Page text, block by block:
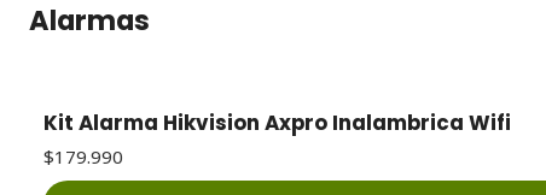
Alarmas
Kit Alarma Hikvision Axpro Inalambrica Wifi
$179.990